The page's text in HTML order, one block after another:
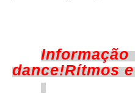
dance!Rítmos